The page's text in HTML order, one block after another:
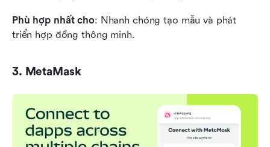
Phù hợp nhất cho: Nhanh chóng tạo mẫu và phát
triển hợp đồng thông minh.
3. MetaMask